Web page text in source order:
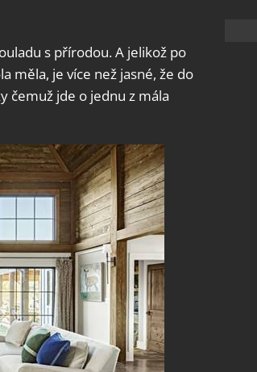
s přírodou. A jelikož po
měla, je více než jasné, že do
čemuž jde o jednu z mála